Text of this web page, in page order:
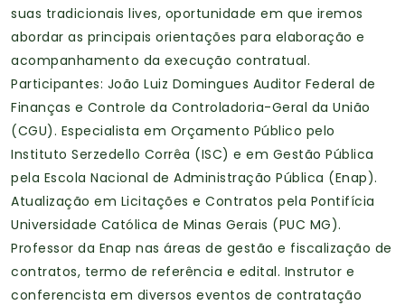
suas tradicionais lives, oportunidade em que iremos
abordar as principais orientações para elaboração e
acompanhamento da execução contratual.
Participantes: João Luiz Domingues Auditor Federal de
Finanças e Controle da Controladoria-Geral da União
(CGU). Especialista em Orçamento Público pelo
Instituto Serzedello Corrêa (ISC) e em Gestão Pública
pela Escola Nacional de Administração Pública (Enap).
Atualização em Licitações e Contratos pela Pontifícia
Universidade Católica de Minas Gerais (PUC MG).
Professor da Enap nas áreas de gestão e fiscalização de
contratos, termo de referência e edital. Instrutor e
conferencista em diversos eventos de contratação